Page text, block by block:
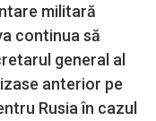
militară
continua să
general al
anterior pe
Rusia în cazul